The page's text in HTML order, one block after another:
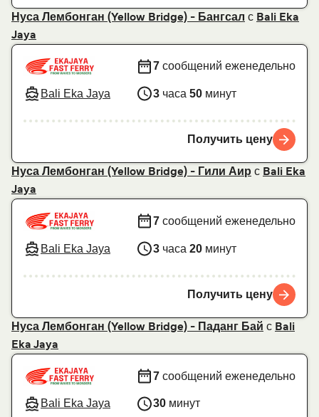
Нуса Лембонган (Yellow Bridge) - Бангсал с Bali Eka
Jaya
Bali Eka Jaya
7 сообщений еженедельно
3 часа 50 минут
Получить цену
Нуса Лембонган (Yellow Bridge) - Гили Аир с Bali Eka
Jaya
Bali Eka Jaya
7 сообщений еженедельно
3 часа 20 минут
Получить цену
Нуса Лембонган (Yellow Bridge) - Паданг Бай с Bali
Eka Jaya
Bali Eka Jaya
7 сообщений еженедельно
30 минут